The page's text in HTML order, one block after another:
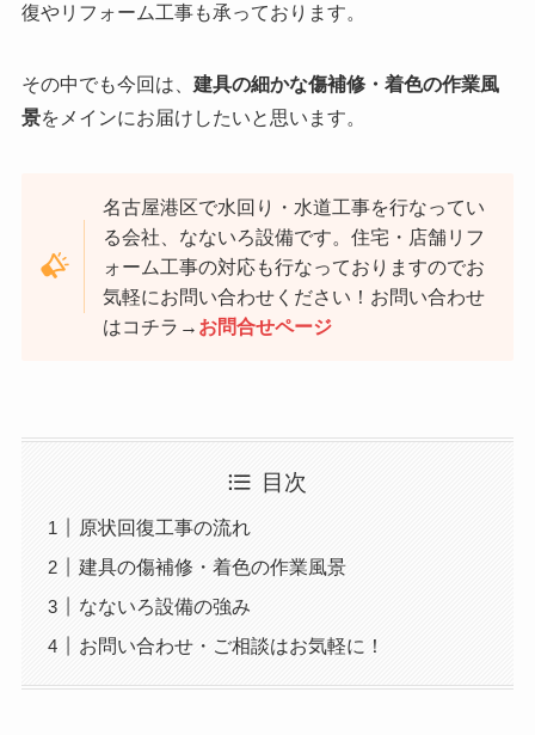
復やリフォーム工事も承っております。
その中でも今回は、 建具の細かな傷補修・着色の作業風
景をメインにお届けしたいと思います。
名古屋港区で水回り・水道工事を行なってい
る会社、なないろ設備です。住宅・店舗リフ
ォーム工事の対応も行なっておりますのでお
気軽にお問い合わせください！お問い合わせ
はコチラ→ お問合せページ
目次
原状回復工事の流れ
建具の傷補修・着色の作業風景
なないろ設備の強み
お問い合わせ・ご相談はお気軽に！